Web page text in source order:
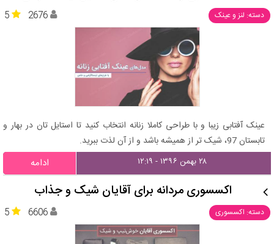
دسته: لنز و عینک 5 2676
عینک آفتابی زیبا و با طراحی کاملا زنانه انتخاب کنید تا استایل تان در بهار و
تابستان 97، شیک تر از همیشه باشد و از آن لذت ببرید.
۲۸ بهمن ۱۳۹۶ - ۱۲:۱۹ ادامه
اکسسوری مردانه برای آقایان شیک و جذاب
دسته: اکسسوری 5 6606